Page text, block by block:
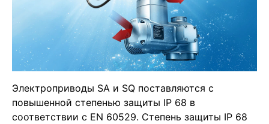
Электроприводы SA и SQ поставляются с
повышенной степенью защиты IP 68 в
соответствии с EN 60529. Степень защиты IP 68